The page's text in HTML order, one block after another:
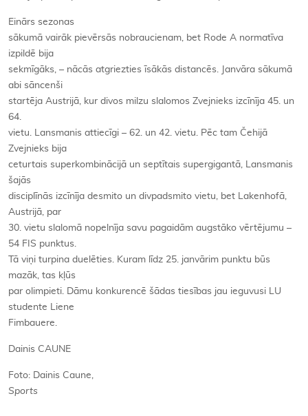
Einārs sezonas
sākumā vairāk pievērsās nobraucienam, bet Rode A normatīva
izpildē bija
sekmīgāks, – nācās atgriezties īsākās distancēs. Janvāra sākumā
abi sāncenši
startēja Austrijā, kur divos milzu slalomos Zvejnieks izcīnīja 45. un
64.
vietu. Lansmanis attiecīgi – 62. un 42. vietu. Pēc tam Čehijā
Zvejnieks bija
ceturtais superkombinācijā un septītais supergigantā, Lansmanis
šajās
disciplīnās izcīnīja desmito un divpadsmito vietu, bet Lakenhofā,
Austrijā, par
30. vietu slalomā nopelnīja savu pagaidām augstāko vērtējumu –
54 FIS punktus.
Tā viņi turpina duelēties. Kuram līdz 25. janvārim punktu būs
mazāk, tas kļūs
par olimpieti. Dāmu konkurencē šādas tiesības jau ieguvusi LU
studente Liene
Fimbauere.
Dainis CAUNE
Foto: Dainis Caune,
Sports